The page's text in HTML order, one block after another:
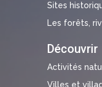
Sites
Les forêts,
Découvrir
Activités
Villes et